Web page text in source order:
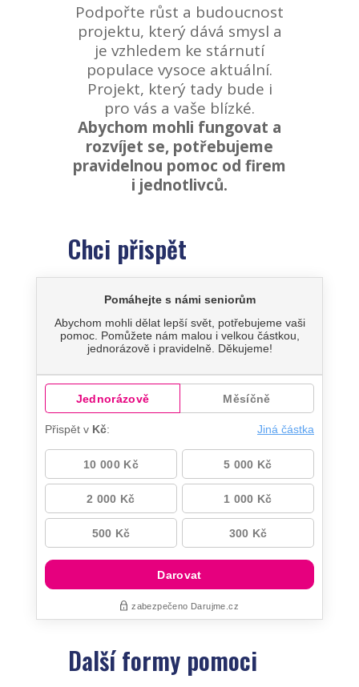
Podpořte růst a budoucnost
projektu, který dává smysl a
je vzhledem ke stárnutí
populace vysoce aktuální.
Projekt, který tady bude i
pro vás a vaše blízké.
Abychom mohli fungovat a
rozvíjet se, potřebujeme
pravidelnou pomoc od firem
i jednotlivců.
Chci přispět
Další formy pomoci